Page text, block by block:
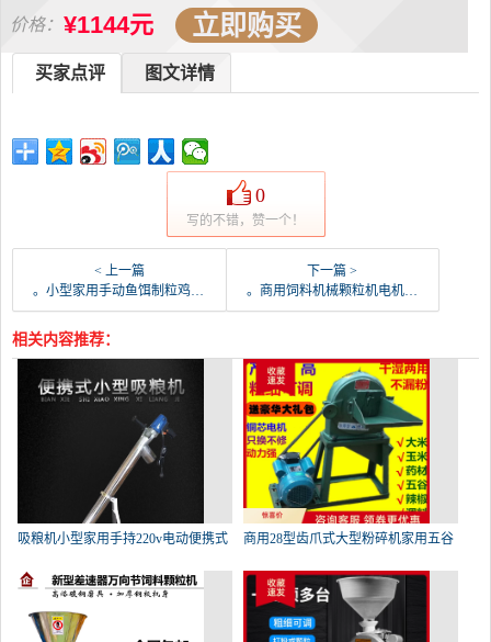
价格： ¥1144元 立即购买
图文详情
买家点评
0
写的不错，赞一个！
< 上一篇
。小型家用手动鱼饵制粒鸡鸭食鹦鹉滋养丸兔猫鼠狗粮鸟-饲料颗粒机(圣莫丽斯旗舰店仅售33.92元)
下一篇 >
。商用饲料机械颗粒机电机多功能加工一体机配件揉面机-饲料颗粒机(简普旗舰店仅售1079.02元)
相关内容推荐：
吸粮机小型家用手持220v电动便携式 商用28型齿爪式大型粉碎机家用五谷